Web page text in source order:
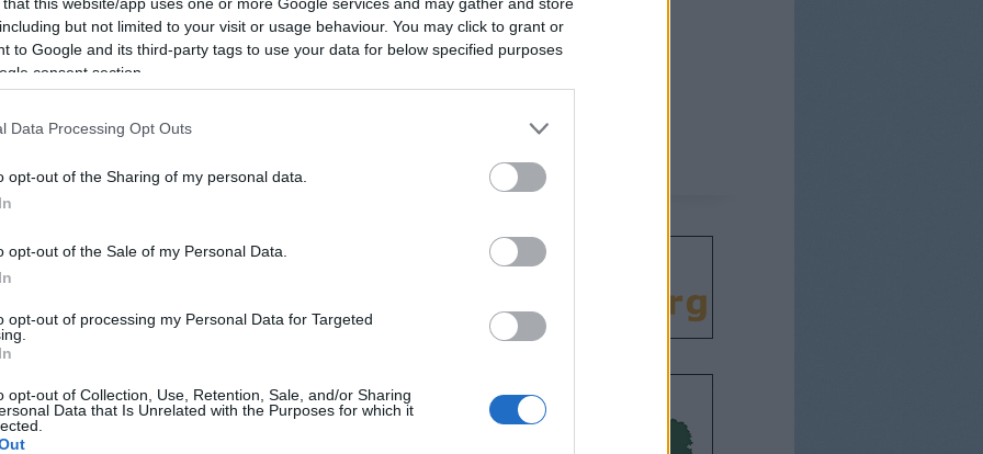
but not limited to your visit or usage behaviour. You may click to grant or
to Google and its third-party tags to use your data for below specified purposes
consent section.
Data Processing Opt Outs
opt-out of the Sharing of my personal data.
opt-out of the Sale of my Personal Data.
opt-out of processing my Personal Data for Targeted
opt-out of Collection, Use, Retention, Sale, and/or Sharing
Data that Is Unrelated with the Purposes for which it
kap ezektől a vizektől. Mérési eredményeinket egyik
kimenetele előre megjósolható.A legfelháborítóbb az Auchan
palackozott vizeiben igen nagy mennyiségű arzént találtunk,
tőzegláp ügyében? :D - a szerk.)
forgalmazását. De gondoltak-e arra, hogy addig
eredményei február végén nyilvánosságra kerültek, mégis
folytatták a mérgező termék forgalmazását.
ásványvizet érinti. Tesztünkből kiderült, hogy túl magas a
alkalmatlan, nem mindenki ihatja rendszeresen. A
találta, de pontosította következtetéseinket. Eszerint a
mérgező, csak a hét éven aluli gyermekek és a csecsemők
kevesen tudták, aminek egyszerű oka az, hogy a cimkén a
ez a víz a fenti korosztály számára nem ajánlott. Ezt a gyártó
ezzel büntetlenül. Ismét a pénz győz az egészség felett?
részében található gyermek a veszélyeztetett korosztályból,
Bízunk benne, hogy a hatóságok kötelezik majd a céget a
Láss csodát!